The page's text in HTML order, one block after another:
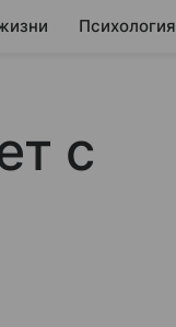
Психология
с